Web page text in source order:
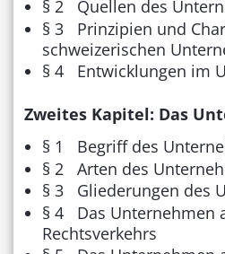
§ 2 Quellen des
§ 3 Prinzipien und
schweizerischen
§ 4 Entwicklungen im
Zweites Kapitel: Das
§ 1 Begriff des
§ 2 Arten des
§ 3 Gliederungen des
§ 4 Das Unternehmen
Rechtsverkehrs